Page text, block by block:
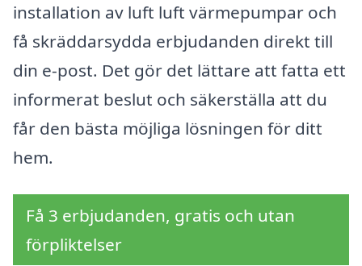
installation av luft luft värmepumpar och
få skräddarsydda erbjudanden direkt till
din e-post. Det gör det lättare att fatta ett
informerat beslut och säkerställa att du
får den bästa möjliga lösningen för ditt
hem.
Få 3 erbjudanden, gratis och utan
förpliktelser